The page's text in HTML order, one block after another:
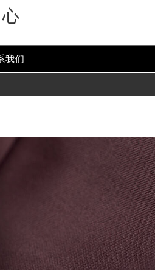
themes/glashutte/header.php
glashutte/header.php
我们